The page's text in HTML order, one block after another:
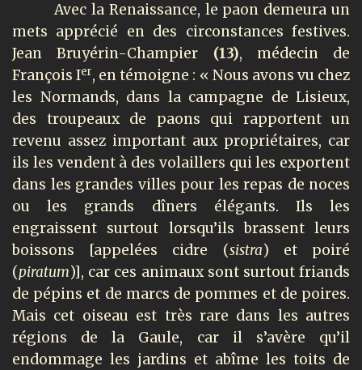
Avec la Renaissance, le paon demeura un
mets apprécié en des circonstances festives.
Jean Bruyérin-Champier (13), médecin de
François Ier, en témoigne : « Nous avons vu chez
les Normands, dans la campagne de Lisieux,
des troupeaux de paons qui rapportent un
revenu assez important aux propriétaires, car
ils les vendent à des volaillers qui les exportent
dans les grandes villes pour les repas de noces
ou les grands dîners élégants. Ils les
engraissent surtout lorsqu’ils brassent leurs
boissons [appelées cidre (sistra) et poiré
(piratum)], car ces animaux sont surtout friands
de pépins et de marcs de pommes et de poires.
Mais cet oiseau est très rare dans les autres
régions de la Gaule, car il s’avère qu’il
endommage les jardins et abîme les toits de